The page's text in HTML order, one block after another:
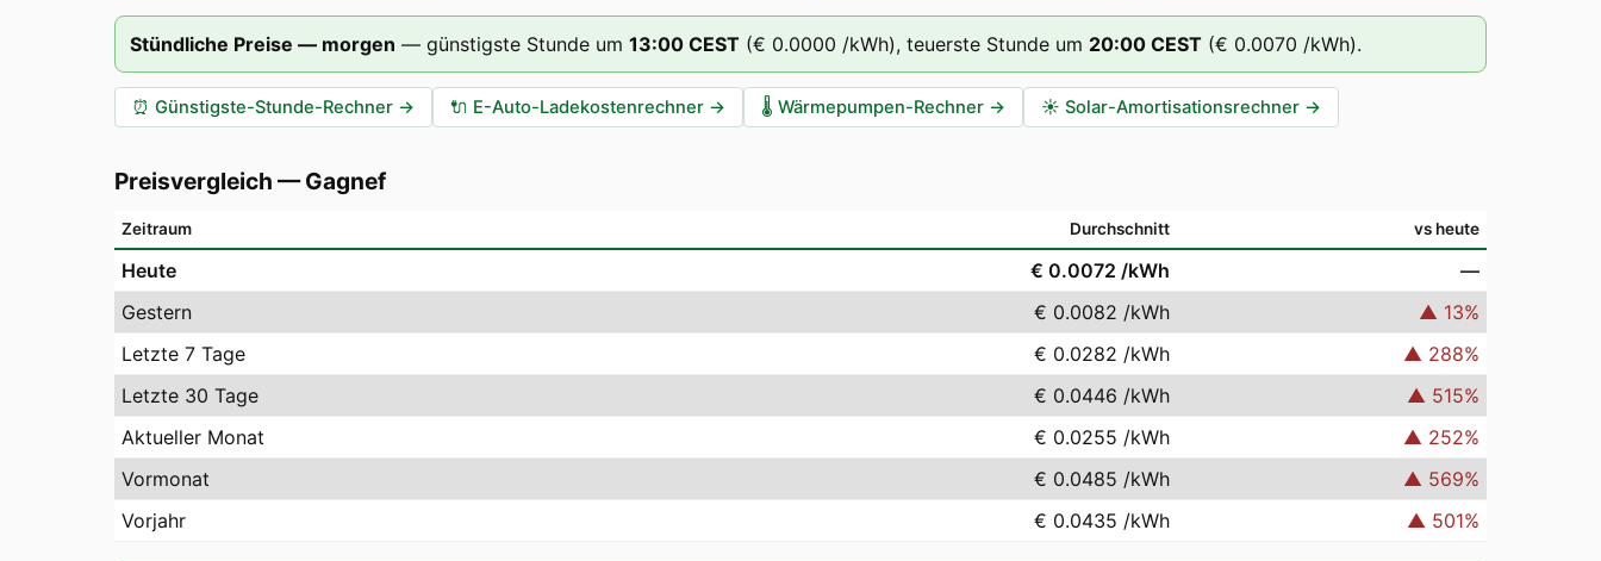
Stündliche Preise — morgen — günstigste Stunde um 13:00 CEST (€ 0.0000 /kWh), teuerste Stunde um 20:00 CEST (€ 0.0070 /kWh).
⏰ Günstigste-Stunde-Rechner → 🔌 E-Auto-Ladekostenrechner → 🌡️ Wärmepumpen-Rechner → ☀️ Solar-Amortisationsrechner →
Preisvergleich —Gagnef
Zeitraum Durchschnitt vs heute
Heute € 0.0072 /kWh
—
Gestern
€ 0.0082 /kWh ▲ 13%
Letzte 7 Tage
€ 0.0282 /kWh ▲ 288%
Letzte 30 Tage
€ 0.0446 /kWh ▲ 515%
Aktueller Monat
€ 0.0255 /kWh ▲ 252%
Vormonat
€ 0.0485 /kWh ▲ 569%
Vorjahr
€ 0.0435 /kWh ▲ 501%